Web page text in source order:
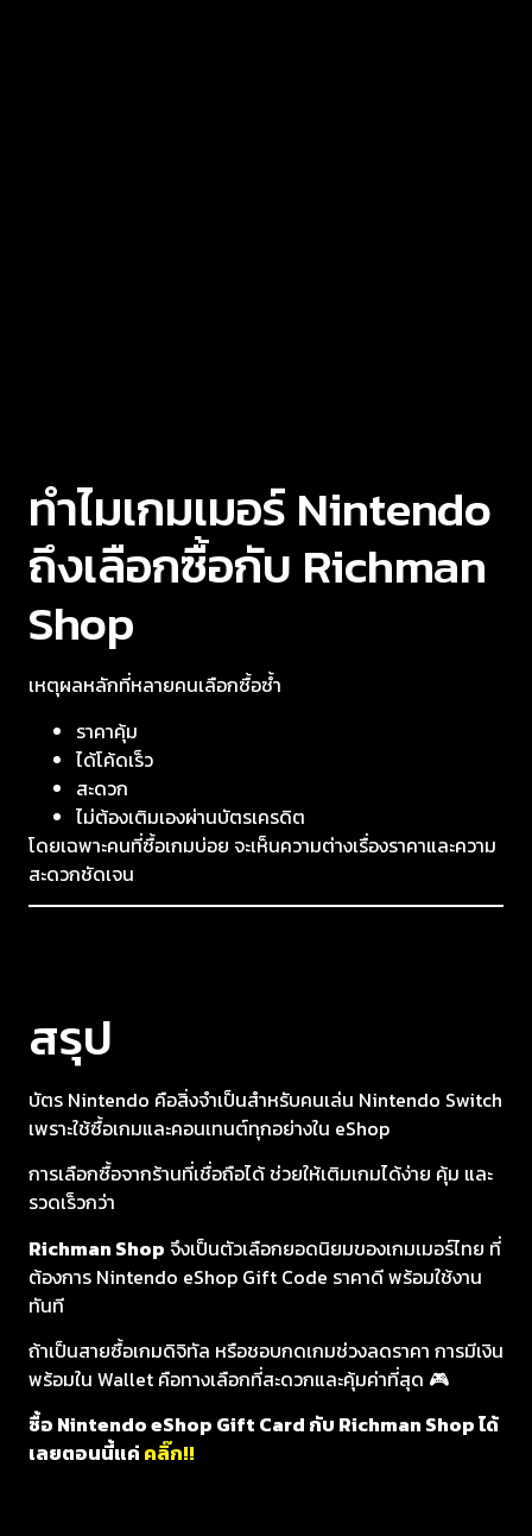
ทำไมเกมเมอร์ Nintendo
ถึงเลือกซื้อกับ Richman
Shop
เหตุผลหลักที่หลายคนเลือกซื้อซ้ำ
ราคาคุ้ม
ได้โค้ดเร็ว
สะดวก
ไม่ต้องเติมเองผ่านบัตรเครดิต
โดยเฉพาะคนที่ซื้อเกมบ่อย จะเห็นความต่างเรื่องราคาและความ
สะดวกชัดเจน
สรุป
บัตร Nintendo คือสิ่งจำเป็นสำหรับคนเล่น Nintendo Switch
เพราะใช้ซื้อเกมและคอนเทนต์ทุกอย่างใน eShop
การเลือกซื้อจากร้านที่เชื่อถือได้ ช่วยให้เติมเกมได้ง่าย คุ้ม และ
รวดเร็วกว่า
Richman Shop จึงเป็นตัวเลือกยอดนิยมของเกมเมอร์ไทย ที่
ต้องการ Nintendo eShop Gift Code ราคาดี พร้อมใช้งาน
ทันที
ถ้าเป็นสายซื้อเกมดิจิทัล หรือชอบกดเกมช่วงลดราคา การมีเงิน
พร้อมใน Wallet คือทางเลือกที่สะดวกและคุ้มค่าที่สุด 🎮
ซื้อ Nintendo eShop Gift Card กับ Richman Shop ได้
เลยตอนนี้แค่ คลิ๊ก!!